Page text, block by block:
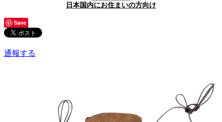
日本国内にお住まいの方向け
Save
通報する